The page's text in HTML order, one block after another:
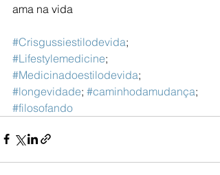
ama na vida
#Crisgussiestilodevida;
#Lifestylemedicine;
#Medicinadoestilodevida;
#longevidade; #caminhodamudança;
#filosofando